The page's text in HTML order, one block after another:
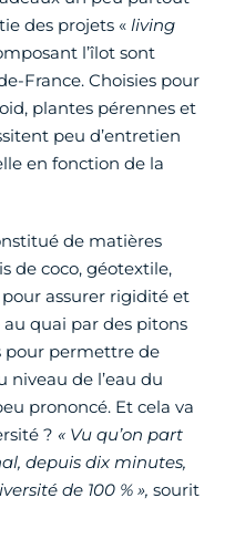
des projets « living
l’îlot sont
France. Choisies pour
plantes pérennes et
peu d’entretien
en fonction de la
de matières
de coco, géotextile,
assurer rigidité et
quai par des pitons
pour permettre de
de l’eau du
prononcé. Et cela va
? « Vu qu’on part
depuis dix minutes,
de 100 % », sourit